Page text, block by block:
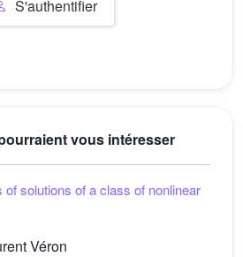
S'authentifier
vous intéresser
solutions of a class of nonlinear
Véron